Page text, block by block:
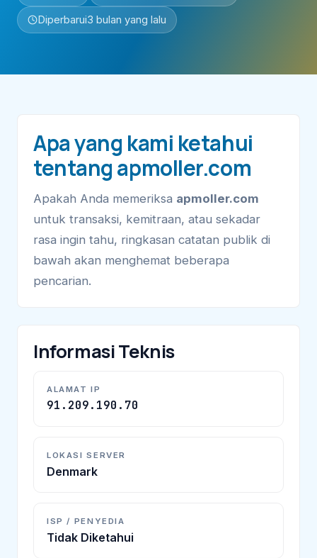
Diperbarui3 bulan yang lalu
Apa yang kami ketahui
tentang apmoller.com
Apakah Anda memeriksa apmoller.com
untuk transaksi, kemitraan, atau sekadar
rasa ingin tahu, ringkasan catatan publik di
bawah akan menghemat beberapa
pencarian.
Informasi Teknis
ALAMAT IP
91.209.190.70
LOKASI SERVER
Denmark
ISP / PENYEDIA
Tidak Diketahui